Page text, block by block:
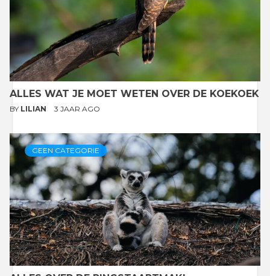
ALLES WAT JE MOET WETEN OVER DE KOEKOEK
BY LILIAN 3 JAAR AGO
GEEN CATEGORIE